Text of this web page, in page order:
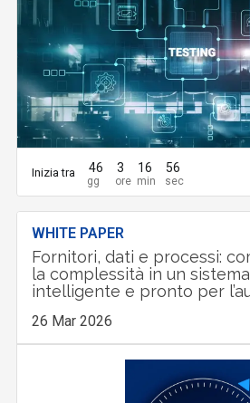
Inizia tra 46 3 16 55
WHITE PAPER
Fornitori, dati e processi:
la complessità in un
intelligente e pronto per
26 Mar 2026